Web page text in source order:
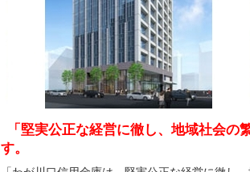
「堅実公正な経営に徹し、地域社会の
す。